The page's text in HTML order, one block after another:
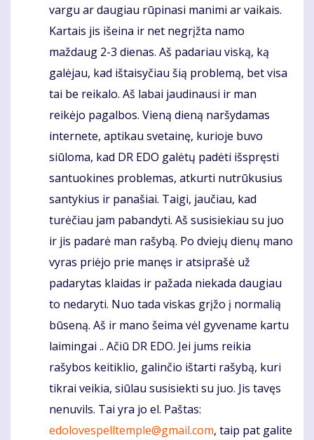
vargu ar daugiau rūpinasi manimi ar vaikais.
Kartais jis išeina ir net negrįžta namo
maždaug 2-3 dienas. Aš padariau viską, ką
galėjau, kad ištaisyčiau šią problemą, bet visa
tai be reikalo. Aš labai jaudinausi ir man
reikėjo pagalbos. Vieną dieną naršydamas
internete, aptikau svetainę, kurioje buvo
siūloma, kad DR EDO galėtų padėti išspręsti
santuokines problemas, atkurti nutrūkusius
santykius ir panašiai. Taigi, jaučiau, kad
turėčiau jam pabandyti. Aš susisiekiau su juo
ir jis padarė man rašybą. Po dviejų dienų mano
vyras priėjo prie manęs ir atsiprašė už
padarytas klaidas ir pažada niekada daugiau
to nedaryti. Nuo tada viskas grįžo į normalią
būseną. Aš ir mano šeima vėl gyvename kartu
laimingai .. Ačiū DR EDO. Jei jums reikia
rašybos keitiklio, galinčio ištarti rašybą, kuri
tikrai veikia, siūlau susisiekti su juo. Jis tavęs
nenuvils. Tai yra jo el. Paštas:
edolovespelltemple@gmail.com, taip pat galite